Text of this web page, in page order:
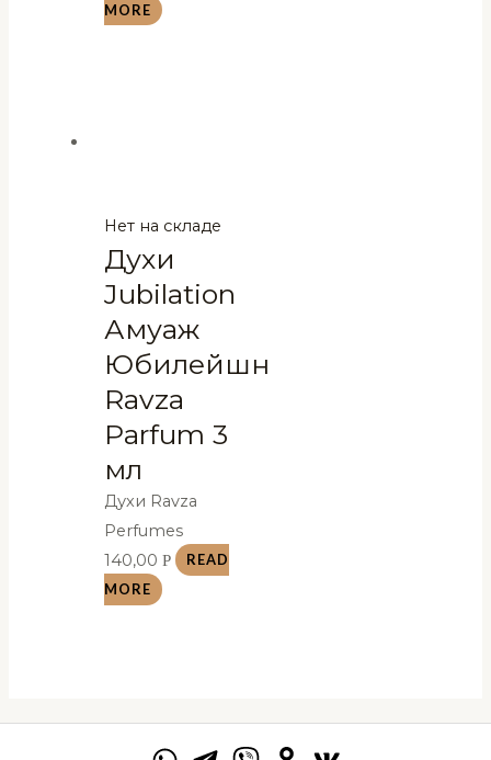
MORE
Нет на складе
Духи
Jubilation
Амуаж
Юбилейшн
Ravza
Parfum 3
мл
Духи Ravza
Perfumes
140,00Р
READ
MORE